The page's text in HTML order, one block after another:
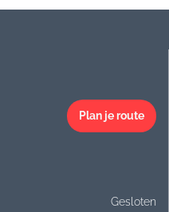
Plan je route
Gesloten